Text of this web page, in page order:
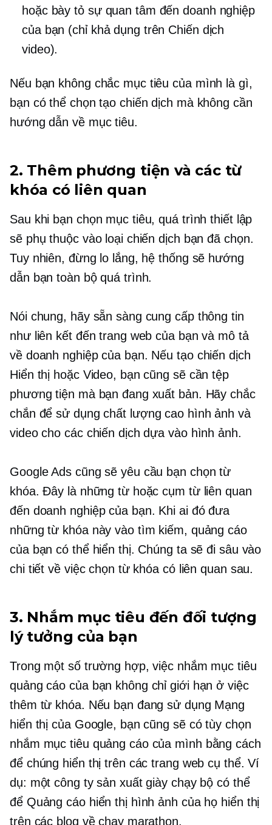
hoặc bày tỏ sự quan tâm đến doanh nghiệp
của bạn (chỉ khả dụng trên Chiến dịch
video).
Nếu bạn không chắc mục tiêu của mình là gì,
bạn có thể chọn tạo chiến dịch mà không cần
hướng dẫn về mục tiêu.
2. Thêm phương tiện và các từ
khóa có liên quan
Sau khi bạn chọn mục tiêu, quá trình thiết lập
sẽ phụ thuộc vào loại chiến dịch bạn đã chọn.
Tuy nhiên, đừng lo lắng, hệ thống sẽ hướng
dẫn bạn toàn bộ quá trình.
Nói chung, hãy sẵn sàng cung cấp thông tin
như liên kết đến trang web của bạn và mô tả
về doanh nghiệp của bạn. Nếu tạo chiến dịch
Hiển thị hoặc Video, bạn cũng sẽ cần tệp
phương tiện mà bạn đang xuất bản. Hãy chắc
chắn để sử dụngchất lượng cao hình ảnh và
video cho các chiến dịch dựa vào hình ảnh.
Google Ads cũng sẽ yêu cầu bạn chọn từ
khóa. Đây là những từ hoặc cụm từ liên quan
đến doanh nghiệp của bạn. Khi ai đó đưa
những từ khóa này vào tìm kiếm, quảng cáo
của bạn có thể hiển thị. Chúng ta sẽ đi sâu vào
chi tiết về việc chọn từ khóa có liên quan sau.
3. Nhắm mục tiêu đến đối tượng
lý tưởng của bạn
Trong một số trường hợp, việc nhắm mục tiêu
quảng cáo của bạn không chỉ giới hạn ở việc
thêm từ khóa. Nếu bạn đang sử dụng Mạng
hiển thị của Google, bạn cũng sẽ có tùy chọn
nhắm mục tiêu quảng cáo của mình bằng cách
để chúng hiển thị trên các trang web cụ thể. Ví
dụ: một công ty sản xuất giày chạy bộ có thể
để Quảng cáo hiển thị hình ảnh của họ hiển thị
trên các blog về chạy marathon.